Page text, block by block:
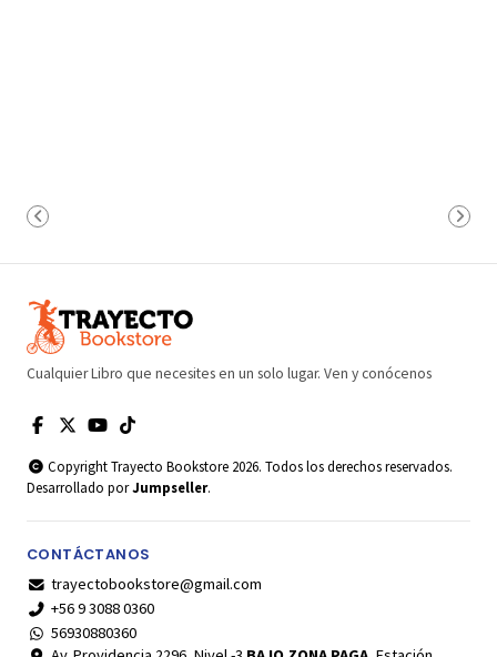
Cualquier Libro que necesites en un solo lugar. Ven y conócenos
Copyright Trayecto Bookstore 2026. Todos los derechos reservados.
Desarrollado porJumpseller.
CONTÁCTANOS
trayectobookstore@gmail.com
+56 9 3088 0360
56930880360